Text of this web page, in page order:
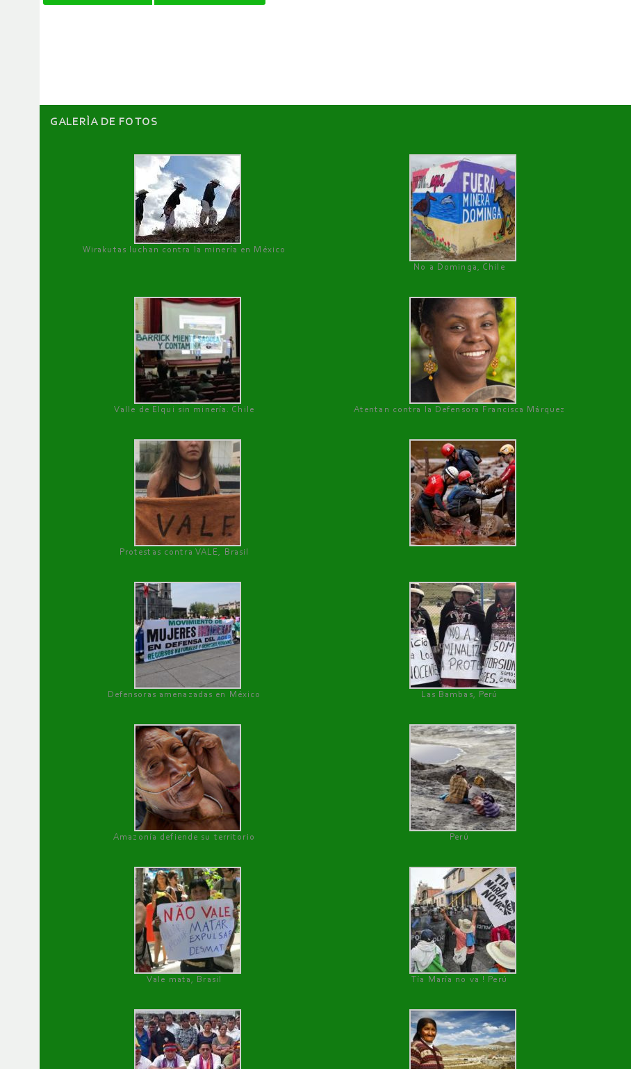
GALERÌA DE FOTOS
Wirakutas luchan contra la minería en México
No a Dominga, Chile
Valle de Elqui sin minería. Chile Atentan contra la Defensora Francisca Márquez
Protestas contra VALE, Brasil
Defensoras amenazadas en México Las Bambas, Perú
Amazonía defiende su territorio Perú
Vale mata, Brasil Tía María no va ! Perú